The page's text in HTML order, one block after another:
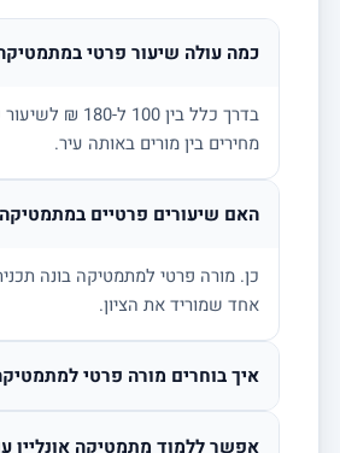
כמה עולה שיעור פרטי
מחירים בין מורים באותה עיר.
האם שיעורים פרטיים
אחד שמוריד את הציון.
איך בוחרים מורה פרטי
אפשר ללמוד מתמטיקה אונליין